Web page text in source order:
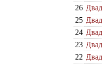
26
25
24
23
22